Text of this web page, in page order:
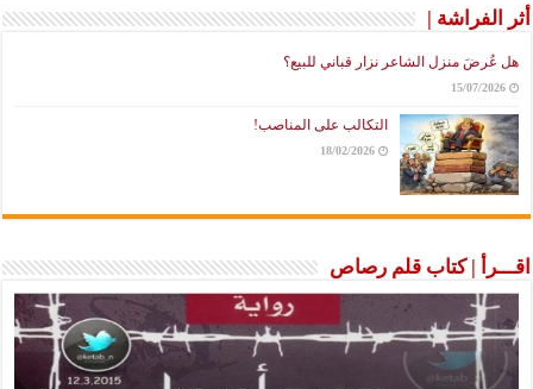
أثر الفراشة |
هل عُرضَ منزل الشاعر نزار قباني للبيع؟
15/07/2026
التكالب على المناصب!
18/02/2026
اقـــرأ | كتاب قلم رصاص